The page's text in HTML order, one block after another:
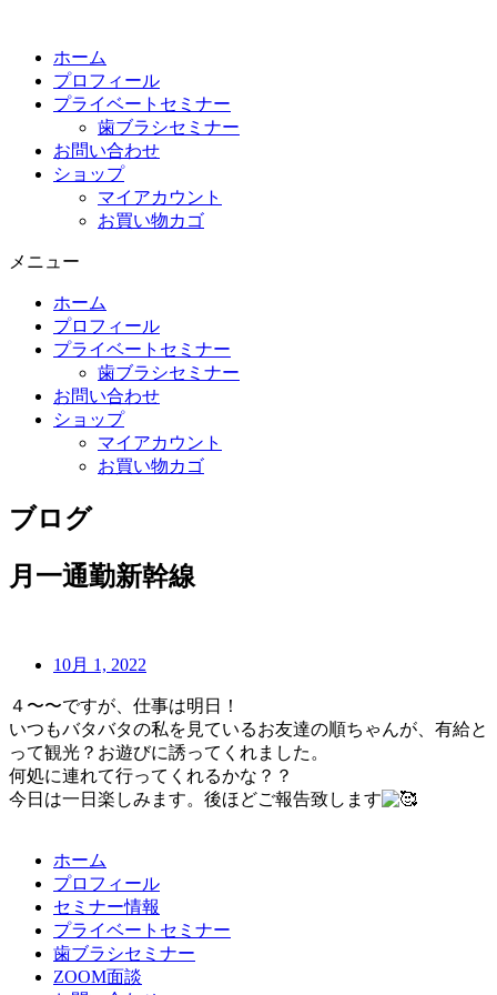
ホーム
プロフィール
プライベートセミナー
歯ブラシセミナー
お問い合わせ
ショップ
マイアカウント
お買い物カゴ
メニュー
ホーム
プロフィール
プライベートセミナー
歯ブラシセミナー
お問い合わせ
ショップ
マイアカウント
お買い物カゴ
ブログ
月一通勤新幹線
10月 1, 2022
４〜〜ですが、仕事は明日！
いつもバタバタの私を見ているお友達の順ちゃんが、有給と
って観光？お遊びに誘ってくれました。
何処に連れて行ってくれるかな？？
今日は一日楽しみます。後ほどご報告致します
ホーム
プロフィール
セミナー情報
プライベートセミナー
歯ブラシセミナー
ZOOM面談